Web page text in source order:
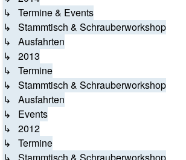
↳ Termine & Events
↳ Stammtisch & Schrauberworkshop
↳ Ausfahrten
↳ 2013
↳ Termine
↳ Stammtisch & Schrauberworkshop
↳ Ausfahrten
↳ Events
↳ 2012
↳ Termine